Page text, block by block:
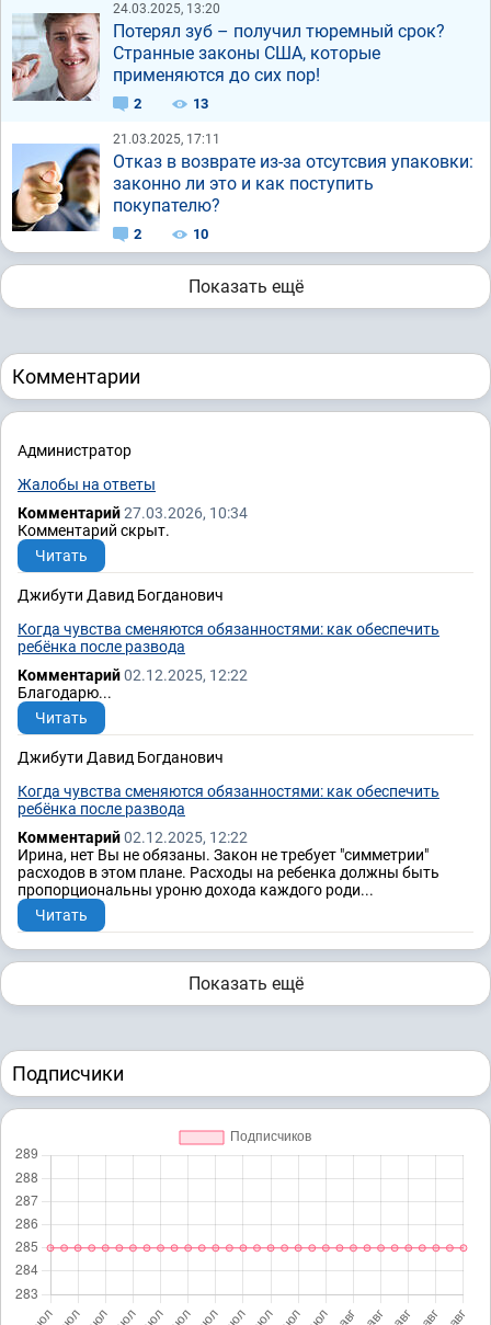
24.03.2025, 13:20
Потерял зуб – получил тюремный срок?
Странные законы США, которые
применяются до сих пор!
2 13
21.03.2025, 17:11
Отказ в возврате из-за отсутсвия упаковки:
законно ли это и как поступить
покупателю?
2 10
Показать ещё
Комментарии
Администратор
Жалобы на ответы
Комментарий27.03.2026, 10:34
Комментарий скрыт.
Читать
Джибути Давид Богданович
Когда чувства сменяются обязанностями: как обеспечить
ребёнка после развода
Комментарий02.12.2025, 12:22
Благодарю...
Читать
Джибути Давид Богданович
Когда чувства сменяются обязанностями: как обеспечить
ребёнка после развода
Комментарий02.12.2025, 12:22
Ирина, нет Вы не обязаны. Закон не требует "симметрии"
расходов в этом плане. Расходы на ребенка должны быть
пропорциональны уроню дохода каждого роди...
Читать
Показать ещё
Подписчики